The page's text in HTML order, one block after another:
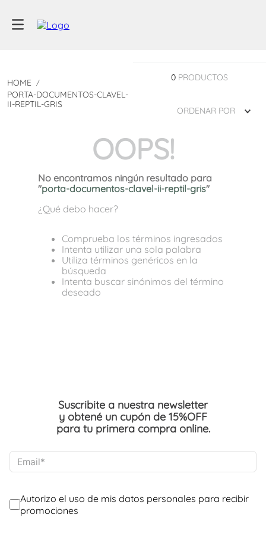
PORTA-DOCUMENTOS-CLAVEL-
II-REPTIL-GRIS
0 PRODUCTOS
ORDENAR POR
OOPS!
No encontramos ningún resultado para
"porta-documentos-clavel-ii-reptil-gris"
¿Qué debo hacer?
Comprueba los términos ingresados
Intenta utilizar una sola palabra
Utiliza términos genéricos en la
búsqueda
Intenta buscar sinónimos del término
deseado
Suscribite a nuestra newsletter
y obtené un cupón de 15%OFF
para tu primera compra online.